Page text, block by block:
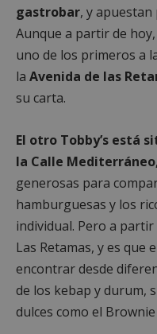
gastrobar, y apuestan
Aunque a partir de
uno de los primeros a
la Avenida de las
su carta.
El otro Tobby’s está
la Calle
generosas para
hamburguesas y los
individual. Pero a partir
Las Retamas, y es que
encontrar desde
de los kebap y durum,
dulces como el